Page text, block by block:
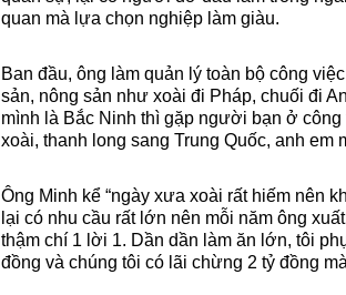
quan mà lựa chọn nghiệp làm giàu.
Ban đầu, ông làm quản lý toàn bộ công
sản, nông sản như xoài đi Pháp, chuối đi
mình là Bắc Ninh thì gặp người bạn ở
xoài, thanh long sang Trung Quốc, anh em
Ông Minh kể “ngày xưa xoài rất hiếm nên
lại có nhu cầu rất lớn nên mỗi năm ông
thậm chí 1 lời 1. Dần dần làm ăn lớn, tôi
đồng và chúng tôi có lãi chừng 2 tỷ đồng